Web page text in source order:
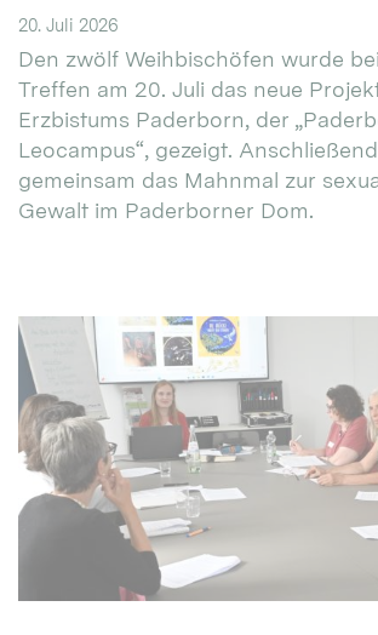
20. Juli 2026
Den zwölf Weihbischöfen wurde
Treffen am 20. Juli das neue
Erzbistums Paderborn, der
Leocampus“, gezeigt.
gemeinsam das Mahnmal zur
Gewalt im Paderborner Dom.